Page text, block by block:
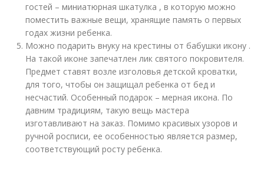
гостей – миниатюрная шкатулка , в которую можно
поместить важные вещи, хранящие память о первых
годах жизни ребенка.
Можно подарить внуку на крестины от бабушки икону .
На такой иконе запечатлен лик святого покровителя.
Предмет ставят возле изголовья детской кроватки,
для того, чтобы он защищал ребенка от бед и
несчастий. Особенный подарок – мерная икона. По
давним традициям, такую вещь мастера
изготавливают на заказ. Помимо красивых узоров и
ручной росписи, ее особенностью является размер,
соответствующий росту ребенка.